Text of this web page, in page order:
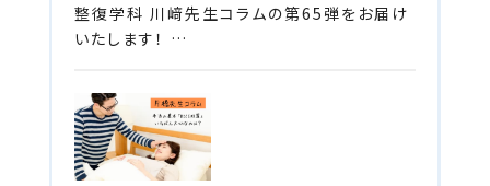
整復学科 川﨑先生コラムの第65弾をお届け
いたします！ …